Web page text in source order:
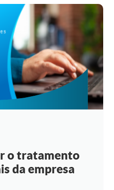
o tratamento
da empresa